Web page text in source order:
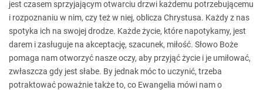
jest czasem sprzyjającym otwarciu drzwi każdemu potrzebującemu
i rozpoznaniu w nim, czy też w niej, oblicza Chrystusa. Każdy z nas
spotyka ich na swojej drodze. Każde życie, które napotykamy, jest
darem i zasługuje na akceptację, szacunek, miłość. Słowo Boże
pomaga nam otworzyć nasze oczy, aby przyjąć życie i je umiłować,
zwłaszcza gdy jest słabe. By jednak móc to uczynić, trzeba
potraktować poważnie także to, co Ewangelia mówi nam o